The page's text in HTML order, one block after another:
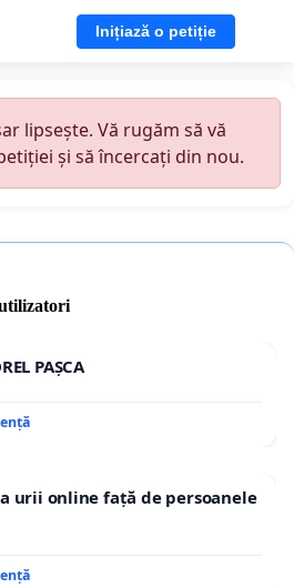
Inițiază o petiție
lipsește. Vă rugăm să vă
și să încercați din nou.
PAȘCA
urii online față de persoanele